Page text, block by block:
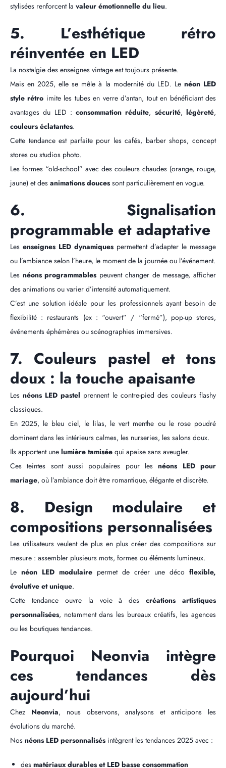
stylisées renforcent la valeur émotionnelle du lieu.
5. L’esthétique rétro
réinventée en LED
La nostalgie des enseignes vintage est toujours présente.
Mais en 2025, elle se mêle à la modernité du LED. Le néon LED
style rétro imite les tubes en verre d’antan, tout en bénéficiant des
avantages du LED :consommation réduite, sécurité,légèreté,
couleurs éclatantes.
Cette tendance est parfaite pour les cafés, barber shops, concept
stores ou studios photo.
Les formes “old-school” avec des couleurs chaudes (orange, rouge,
jaune) et des animations douces sont particulièrement en vogue.
6. Signalisation
programmable et adaptative
Les enseignes LED dynamiques permettent d’adapter le message
ou l’ambiance selon l’heure, le moment de la journée ou l’événement.
Les néons programmables peuvent changer de message, afficher
des animations ou varier d’intensité automatiquement.
C’est une solution idéale pour les professionnels ayant besoin de
flexibilité : restaurants (ex : “ouvert” / “fermé”), pop-up stores,
événements éphémères ou scénographies immersives.
7. Couleurs pastel et tons
doux : la touche apaisante
Lesnéons LED pastel prennent le contre-pied des couleurs flashy
classiques.
En 2025, le bleu ciel, le lilas, le vert menthe ou le rose poudré
dominent dans les intérieurs calmes, les nurseries, les salons doux.
Ils apportent une lumière tamisée qui apaise sans aveugler.
Ces teintes sont aussi populaires pour lesnéons LED pour
mariage, où l’ambiance doit être romantique, élégante et discrète.
8. Design modulaire et
compositions personnalisées
Les utilisateurs veulent de plus en plus créer des compositions sur
mesure : assembler plusieurs mots, formes ou éléments lumineux.
Le néon LED modulaire permet de créer une déco flexible,
évolutive et unique.
Cette tendance ouvre la voie à descréations artistiques
personnalisées, notamment dans les bureaux créatifs, les agences
ou les boutiques tendances.
Pourquoi Neonvia intègre
ces tendances dès
aujourd’hui
Chez Neonvia, nous observons, analysons et anticipons les
évolutions du marché.
Nos néons LED personnalisés intègrent les tendances 2025 avec :
des matériaux durables et LED basse consommation